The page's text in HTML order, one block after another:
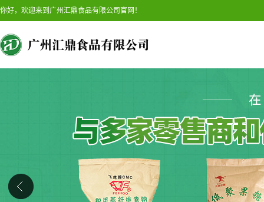
你好，欢迎来到广州汇鼎食品有限公司官网！